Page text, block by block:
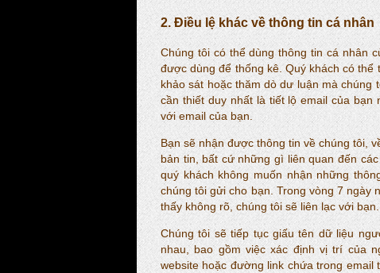
2. Điều lệ khác về thông tin cá nhân
Chúng tôi có thể dùng thông tin cá nhân
được dùng để thống kê. Quý khách có
khảo sát hoặc thăm dò dư luận mà chúng
cần thiết duy nhất là tiết lộ email của
với email của bạn.
Bạn sẽ nhận được thông tin về chúng tôi,
bản tin, bất cứ những gì liên quan đến
quý khách không muốn nhận những
chúng tôi gửi cho bạn. Trong vòng 7 ngày
thấy không rõ, chúng tôi sẽ liên lạc với bạn.
Chúng tôi sẽ tiếp tục giấu tên dữ liệu
nhau, bao gồm việc xác định vị trí của
website hoặc đường link chứa trong